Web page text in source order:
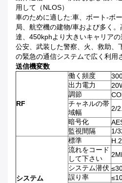
用して（NLOS）
車のために適した:車、ボート-ボ
局、航空機の建物/車および多く
達、450kphより大きいキャリアの
公安、武装した警察、火、救助、
の緊急の通信システムで広く利用
送信機変数
RF
働く頻度
出力電力
調節
チャネルの帯
域幅
2/
暗号化
監視間隔
1/
システム
標準
流れをコード
して下さい
システム潜伏
誤り率